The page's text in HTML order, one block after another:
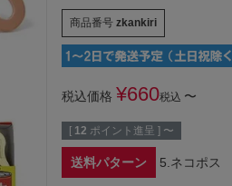
商品番号 zkankiri
税込価格 ¥660税込 〜
[ 12 ポイント進呈 ] 〜
送料パターン 5.ネコポス